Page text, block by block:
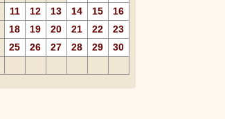
11 12 13 14 15
16
18 19 20 21 22
23
25 26 27 28 29
30